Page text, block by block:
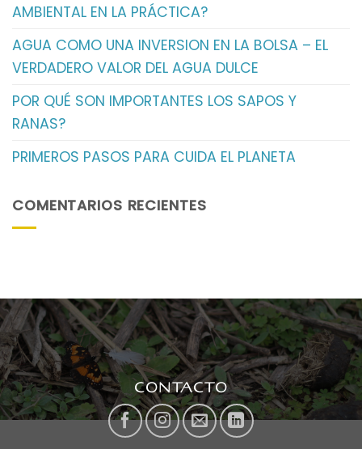
AMBIENTAL EN LA PRÁCTICA?
AGUA COMO UNA INVERSION EN LA BOLSA – EL
VERDADERO VALOR DEL AGUA DULCE
POR QUÉ SON IMPORTANTES LOS SAPOS Y
RANAS?
PRIMEROS PASOS PARA CUIDA EL PLANETA
COMENTARIOS RECIENTES
CONTACTO